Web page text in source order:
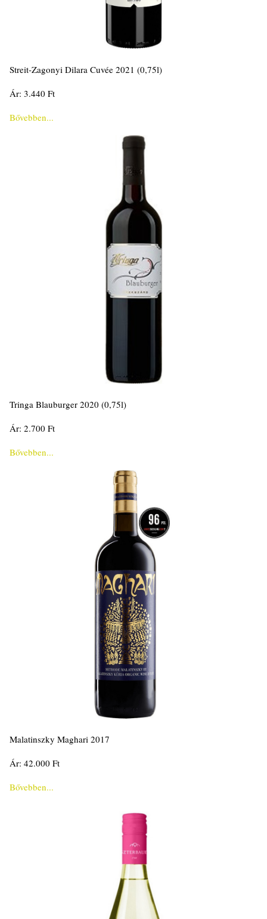
Streit-Zagonyi Dilara Cuvée 2021 (0,75l)
Ár: 3.440 Ft
Bővebben...
Tringa Blauburger 2020 (0,75l)
Ár: 2.700 Ft
Bővebben...
Malatinszky Maghari 2017
Ár: 42.000 Ft
Bővebben...